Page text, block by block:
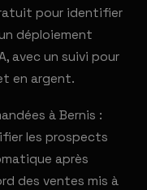
pour identifier
déploiement
avec un suivi pour
en argent.
à Bernis :
les prospects
après
des ventes mis à